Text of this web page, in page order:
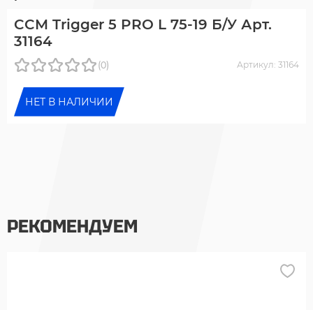
CCM Trigger 5 PRO L 75-19 Б/У Арт.
31164
(0) Артикул: 31164
НЕТ В НАЛИЧИИ
РЕКОМЕНДУЕМ